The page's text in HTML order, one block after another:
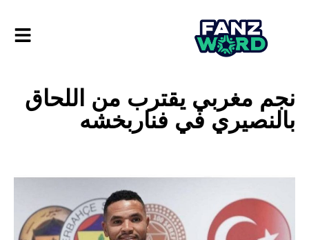
نجم مغربي يقترب من اللحاق
بالنصيري في فناربخشه